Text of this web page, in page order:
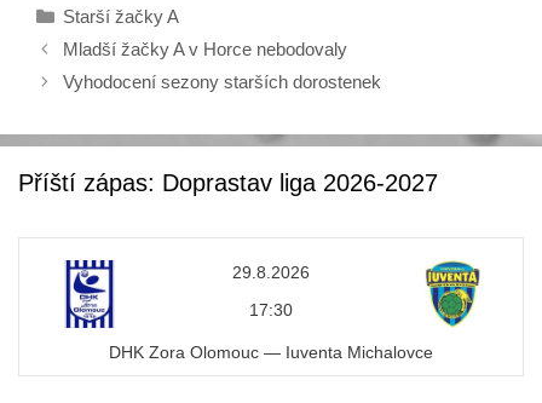
e
b
o
k
er
Rubriky
Starší žačky A
Mladší žačky A v Horce nebodovaly
Vyhodocení sezony starších dorostenek
Příští zápas: Doprastav liga 2026-2027
29.8.2026
17:30
DHK Zora Olomouc — Iuventa Michalovce